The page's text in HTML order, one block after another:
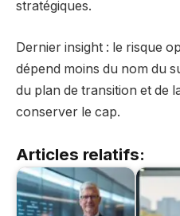
stratégiques.
Dernier insight : le risque
dépend moins du nom du
du plan de transition et de
conserver le cap.
Articles relatifs: